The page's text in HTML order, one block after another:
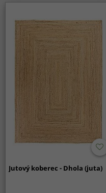
Jutový koberec - Dhola (juta)